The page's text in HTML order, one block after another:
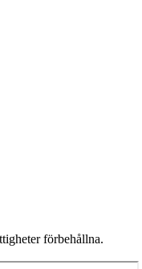
förbehållna.